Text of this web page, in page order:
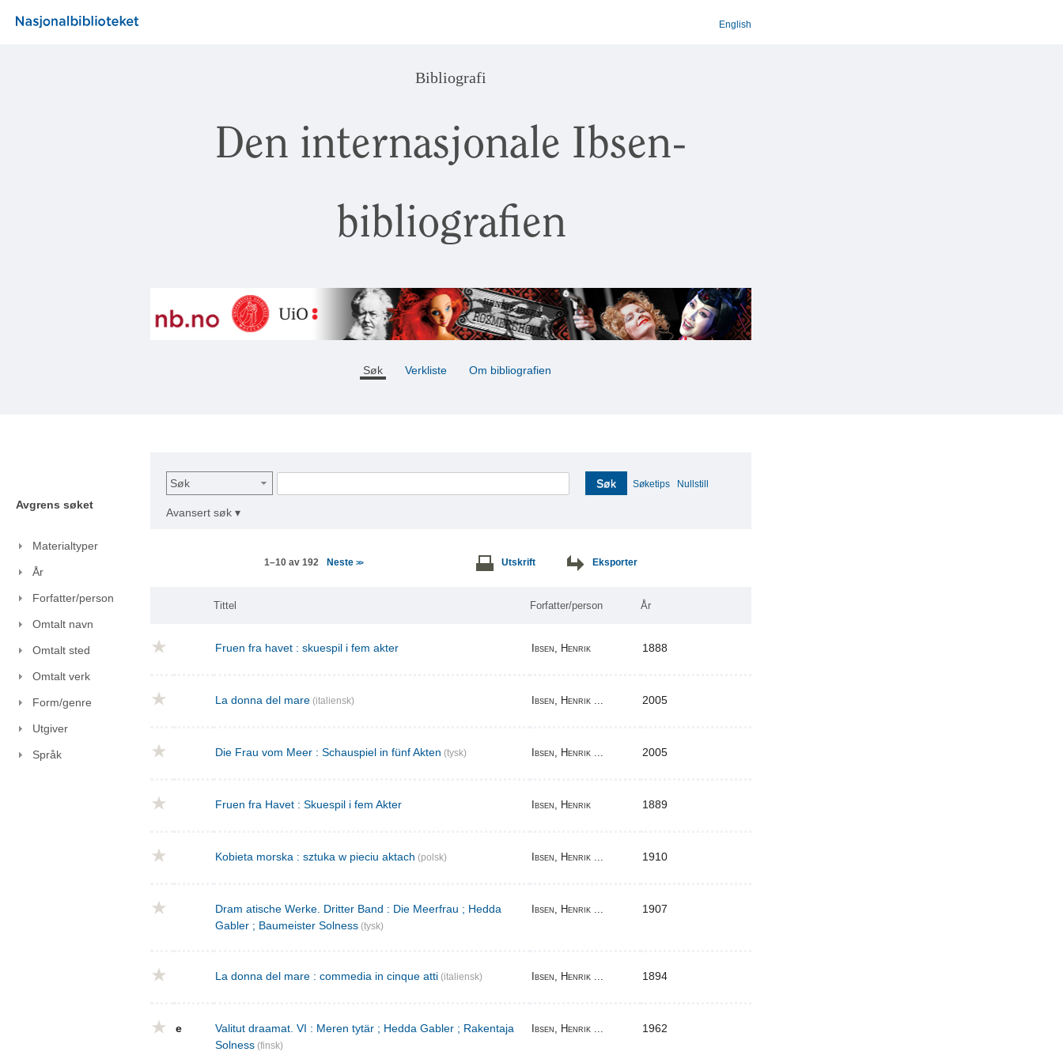
English
Bibliografi
Den internasjonale Ibsen-
bibliografien
Søk Verkliste Om bibliografien
Avgrens søket
Materialtyper
År
Forfatter/person
Omtalt navn
Omtalt sted
Omtalt verk
Form/genre
Utgiver
Språk
Søk Søk Søketips Nullstill
Avansert søk ▾
1–10 av 192 Neste >> Utskrift Eksporter
Tittel Forfatter/person År
Fruen fra havet : skuespil i fem akter Ibsen, Henrik 1888
La donna del mare (italiensk) Ibsen, Henrik ... 2005
Die Frau vom Meer : Schauspiel in fünf Akten (tysk) Ibsen, Henrik ... 2005
Fruen fra Havet : Skuespil i fem Akter Ibsen, Henrik 1889
Kobieta morska : sztuka w pieciu aktach (polsk) Ibsen, Henrik ... 1910
Dram atische Werke. Dritter Band : Die Meerfrau ; Hedda
Gabler ; Baumeister Solness (tysk)
Ibsen, Henrik ... 1907
La donna del mare : commedia in cinque atti (italiensk) Ibsen, Henrik ... 1894
e
Valitut draamat. VI : Meren tytär ; Hedda Gabler ; Rakentaja
Solness (finsk)
Ibsen, Henrik ... 1962